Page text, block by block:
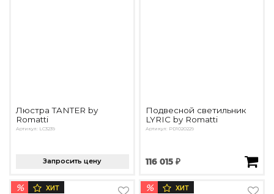
Люстра TANTER by
Romatti
Артикул: LC3239
Запросить цену
Подвесной светильник
LYRIC by Romatti
Артикул: PD1020229
116 015 ₽
% ХИТ % ХИТ